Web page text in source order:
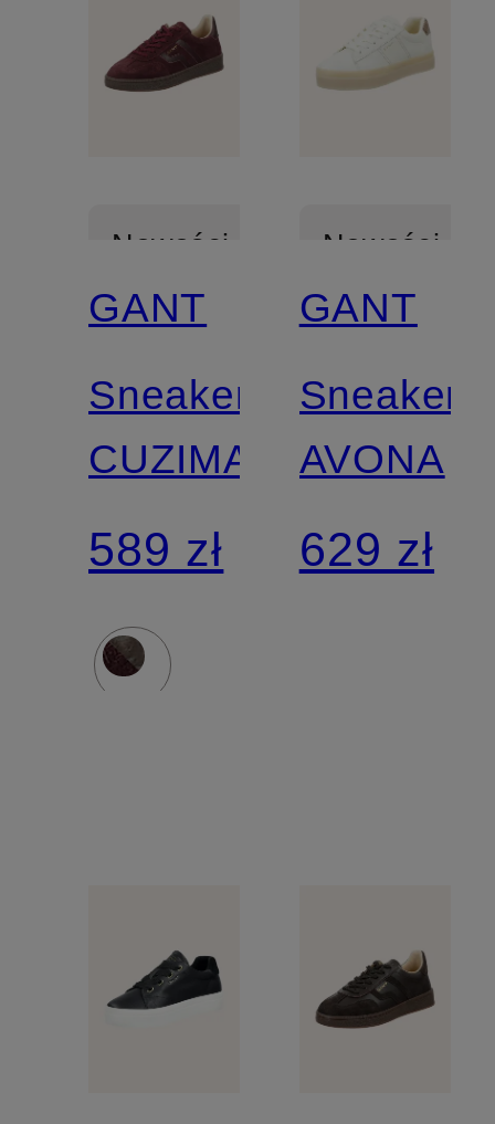
Nowości
Z
certyfikatem
GANT
Sneakersy
CUZIMA
589 zł
Nowości
Z
certyfikatem
GANT
AVONA
629 zł